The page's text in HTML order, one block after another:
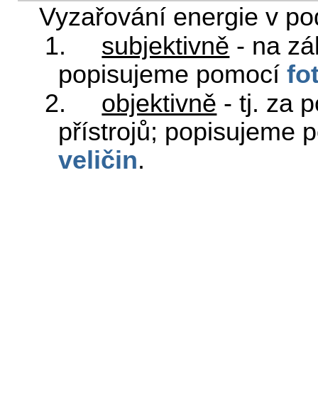
Vyzařování energie v
1. subjektivně - na
popisujeme pomocí
2. objektivně - tj. za
přístrojů; popisujeme
veličin.